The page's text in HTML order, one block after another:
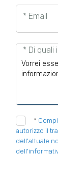
* Email
* Di quali
*
autorizzo il
dell'attuale